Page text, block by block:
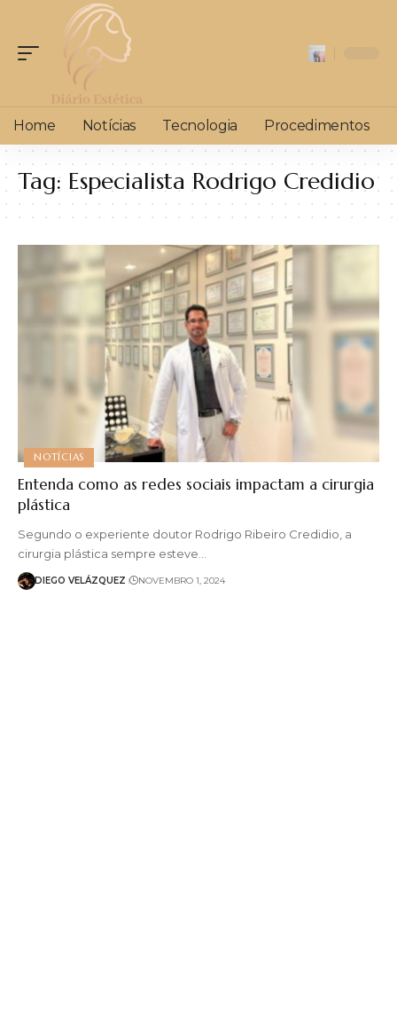
Home Notícias Tecnologia Procedimentos
Tag: Especialista Rodrigo Credidio
NOTÍCIAS
Entenda como as redes sociais impactam a cirurgia
plástica
Segundo o experiente doutor Rodrigo Ribeiro Credidio, a
cirurgia plástica sempre esteve…
DIEGO VELÁZQUEZ NOVEMBRO 1, 2024